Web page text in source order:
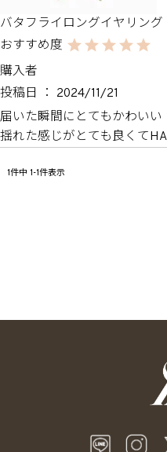
バタフライロングイヤリング
購入者
投稿日
2024/11/21
届いた瞬間にとてもかわいい
揺れた感じがとても良くて
1件中 1-1件表示